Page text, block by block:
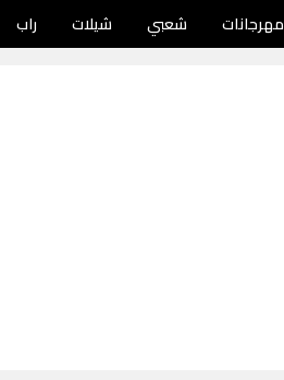
مهرجانات شعبي شيلات راب